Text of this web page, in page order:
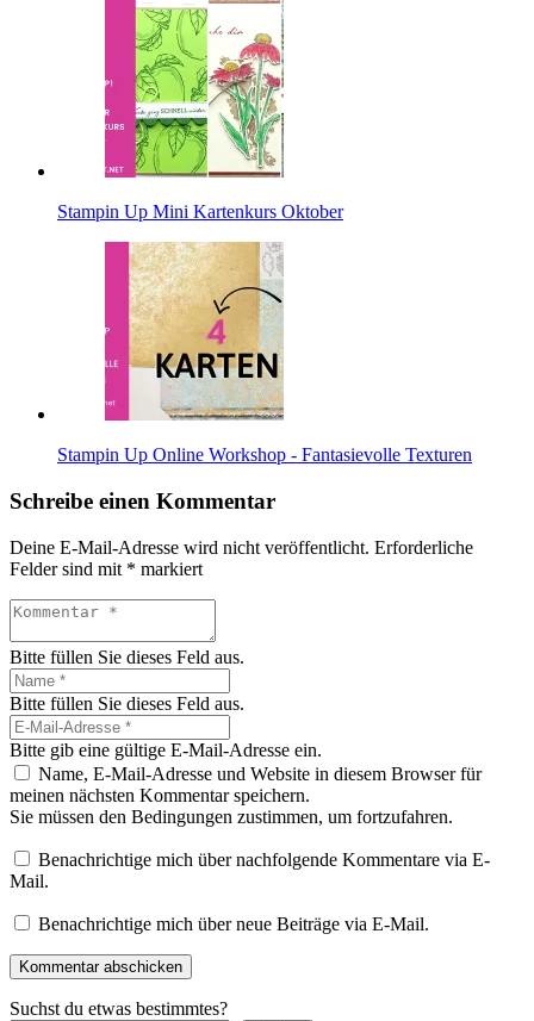
Stampin Up Mini Kartenkurs Oktober
Stampin Up Online Workshop - Fantasievolle Texturen
Schreibe einen Kommentar
Deine E-Mail-Adresse wird nicht veröffentlicht. Erforderliche
Felder sind mit * markiert
Bitte füllen Sie dieses Feld aus.
Bitte füllen Sie dieses Feld aus.
Bitte gib eine gültige E-Mail-Adresse ein.
Name, E-Mail-Adresse und Website in diesem Browser für
meinen nächsten Kommentar speichern.
Sie müssen den Bedingungen zustimmen, um fortzufahren.
Benachrichtige mich über nachfolgende Kommentare via E-
Mail.
Benachrichtige mich über neue Beiträge via E-Mail.
Kommentar abschicken
Suchst du etwas bestimmtes?